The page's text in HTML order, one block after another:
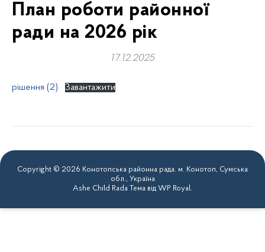
План роботи районної
ради на 2026 рік
17.12.2025
рішення (2) Завантажити
Copyright © 2026 Конотопська районна рада. м. Конотоп, Сумська
обл., Україна
Ashe Child Rada Тема від WP Royal.